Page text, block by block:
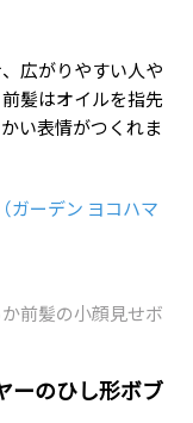
広がりやすい人や
髪はオイルを指先
い表情がつくれま
ガーデン ヨコハマ
前髪の小顔見せボ
ーのひし形ボブ